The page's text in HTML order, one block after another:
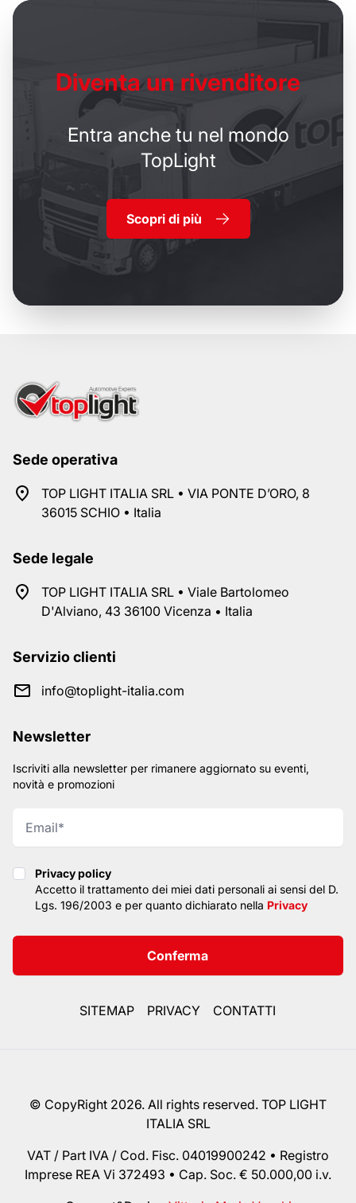
Diventa un rivenditore
Entra anche tu nel mondo
TopLight
Scopri di più
Sede operativa
TOP LIGHT ITALIA SRL • VIA PONTE D’ORO, 8
36015 SCHIO • Italia
Sede legale
TOP LIGHT ITALIA SRL • Viale Bartolomeo
D'Alviano, 43 36100 Vicenza • Italia
Servizio clienti
info@toplight-italia.com
Newsletter
Iscriviti alla newsletter per rimanere aggiornato su eventi,
novità e promozioni
Privacy policy
Privacy policy
Accetto il trattamento dei miei dati personali ai sensi del D.
Lgs. 196/2003 e per quanto dichiarato nella Privacy
Conferma
SITEMAP PRIVACY CONTATTI
© CopyRight 2026. All rights reserved. TOP LIGHT
ITALIA SRL
VAT / Part IVA / Cod. Fisc. 04019900242 • Registro
Imprese REA Vi 372493 • Cap. Soc. € 50.000,00 i.v.